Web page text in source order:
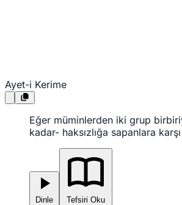
Ayet-i Kerime
Eğer müminlerden iki grup
kadar- haksızlığa sapanlara
Dinle